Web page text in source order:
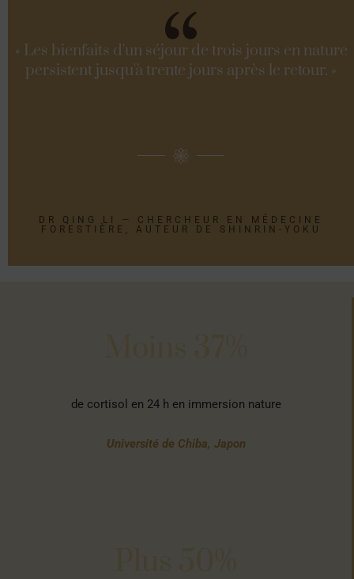
« Les bienfaits d'un séjour de trois jours en nature
persistent jusqu'à trente jours après le retour. »
DR QING LI — CHERCHEUR EN MÉDECINE
FORESTIÈRE, AUTEUR DE SHINRIN-YOKU
de cortisol en 24 h en immersion nature
Université de Chiba, Japon